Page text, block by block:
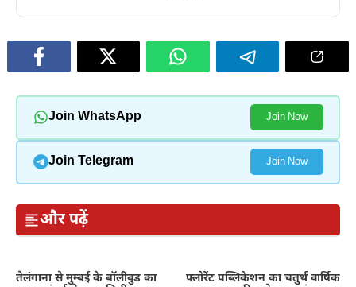
Join WhatsApp Join Now
Join Telegram Join Now
और पढ़ें
तेलंगाना से मुम्बई के बॉलीवुड का
फ्लोरेंट पब्लिकेशन का चतुर्थ वार्षिक